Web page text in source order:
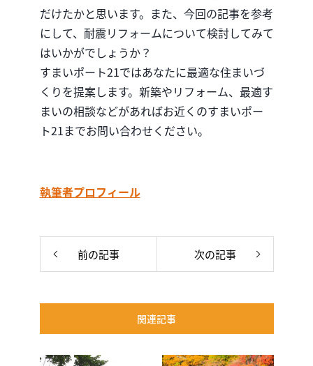
だけたかと思います。また、今回の記事を参考
にして、耐震リフォームについて検討してみて
はいかがでしょうか？
すまいポート21ではあなたに最適な住まいづ
くりを提案します。新築やリフォーム、最適す
まいの相談などがあればお近くのすまいポー
ト21までお問い合わせください。
執筆者プロフィール
前の記事 次の記事
関連記事